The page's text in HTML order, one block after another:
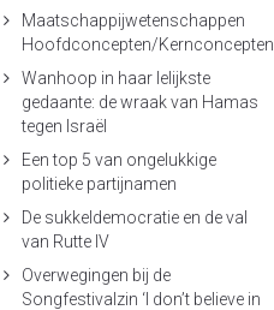
Maatschappijwetenschappen
Hoofdconcepten/Kernconcepten
Wanhoop in haar lelijkste
gedaante: de wraak van Hamas
tegen Israël
Een top 5 van ongelukkige
politieke partijnamen
De sukkeldemocratie en de val
van Rutte IV
Overwegingen bij de
Songfestivalzin ‘I don’t believe in